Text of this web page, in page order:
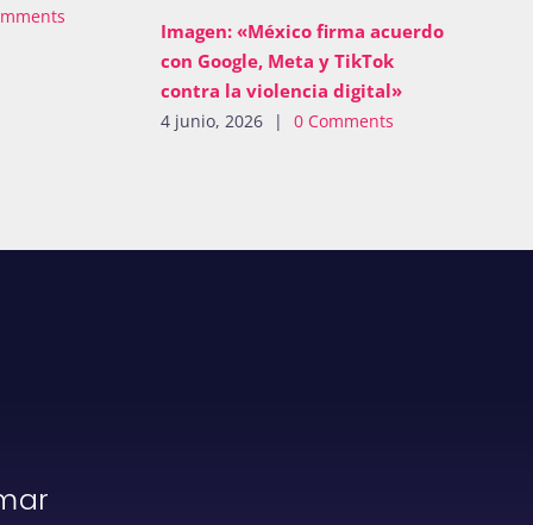
Imagen: «México firma acuerdo
con Google, Meta y TikTok
contra la violencia digital»
4 junio, 2026 | 0 Comments